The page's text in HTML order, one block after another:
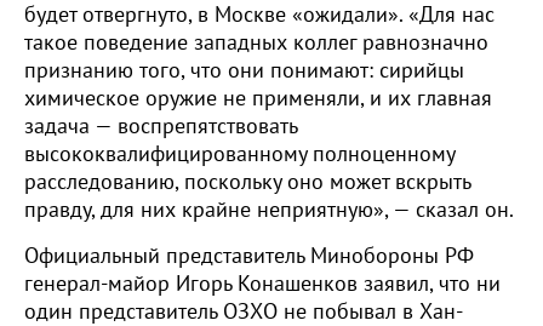
будет отвергнуто, в Москве «ожидали». «Для нас
такое поведение западных коллег равнозначно
признанию того, что они понимают: сирийцы
химическое оружие не применяли, и их главная
задача — воспрепятствовать
высококвалифицированному полноценному
расследованию, поскольку оно может вскрыть
правду, для них крайне неприятную», — сказал он.
Официальный представитель Минобороны РФ
генерал-майор Игорь Конашенков заявил, что ни
один представитель ОЗХО не побывал в Хан-